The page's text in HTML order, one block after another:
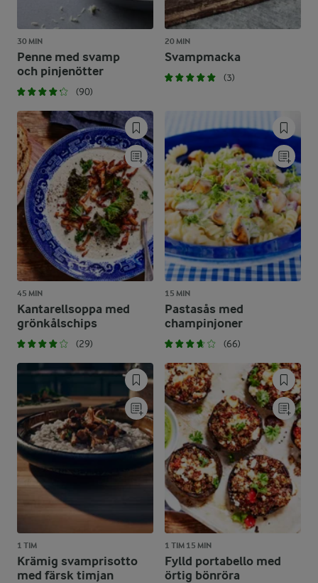
30 MIN
Penne med svamp
och pinjenötter
(90)
20 MIN
Svampmacka
(3)
45 MIN
Kantarellsoppa med
grönkålschips
(29)
15 MIN
Pastasås med
champinjoner
(66)
1 TIM
Krämig svamprisotto
med färsk timjan
1 TIM 15 MIN
Fylld portabello med
örtig bönröra